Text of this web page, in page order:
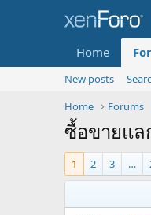
Home
New posts
Home
Forums
ซื้อขายแล
1 2 3 …